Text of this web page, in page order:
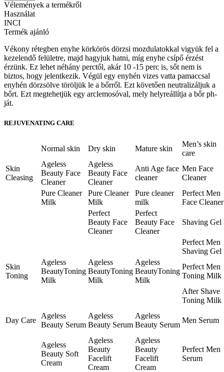
Vélemények a termékről
Használat
INCI
Termék ajánló
Vékony rétegben enyhe körkörös dörzsi mozdulatokkal vigyük fel a
kezelendő felületre, majd hagyjuk hatni, míg enyhe csípő érzést
érzünk. Ez lehet néhány perctől, akár 10 -15 perc is, sőt nem is
biztos, hogy jelentkezik. Végül egy enyhén vizes vatta pamaccsal
enyhén dörzsölve töröljük le a bőrről. Ezt követően neutralizáljuk a
bőrt. Ezt megtehetjük egy arclemosóval, mely helyreállítja a bőr ph-
ját.
REJUVENATING CARE
Normal skin Dry skin Mature skin
Men’s skin
care
Skin
Cleasing
Ageless
Beauty Face
Cleaner
Ageless
Beauty Face
Cleaner
Anti Age face
cleaner
Men Face
Cleaner
Pure Cleaner
Milk
Pure Cleaner
Milk
Pure cleaner
milk
Perfect Men
Face Cleaner
Perfect
Beauty Face
Cleaner
Perfect
Beauty Face
Cleaner
Shaving Gel
Perfect Men
Shaving Gel
Skin
Toning
Ageless
BeautyToning
Milk
Ageless
BeautyToning
Milk
Ageless
BeautyToning
Milk
Perfect Men
Toning Milk
After Shave
Toning Milk
Day Care
Ageless
Beauty Serum
Ageless
Beauty Serum
Ageless
Beauty Serum
Men Serum
Ageless
Beauty Soft
Cream
Ageless
Beauty
Facelift
Cream
Ageless
Beauty
Facelift
Cream
Perfect Men
Serum